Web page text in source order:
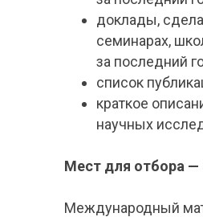
доклады,
семинарах,
за последний
список
краткое
научных
Мест для отбора —
Международный